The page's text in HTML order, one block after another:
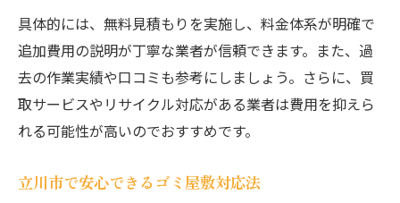
立川市で利用できる助成や制度紹介
ゴミ屋敷業者選びで重視すべき費用面
見積もり比較で分かるゴミ屋敷費用の差
片付け業者選びで失敗しない見極め方
費用トラブルを避ける業者選びのコツ
具体的には、無料見積もりを実施し、料金体系が明確で
追加費用の説明が丁寧な業者が信頼できます。また、過
去の作業実績や口コミも参考にしましょう。さらに、買
取サービスやリサイクル対応がある業者は費用を抑えら
れる可能性が高いのでおすすめです。
立川市で安心できるゴミ屋敷対応法